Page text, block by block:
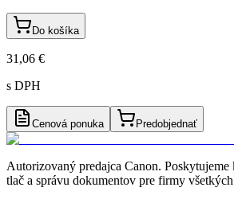
Do košíka
31,06 €
s DPH
Cenová ponuka Predobjednať
Autorizovaný predajca Canon. Poskytujeme
tlač a správu dokumentov pre firmy